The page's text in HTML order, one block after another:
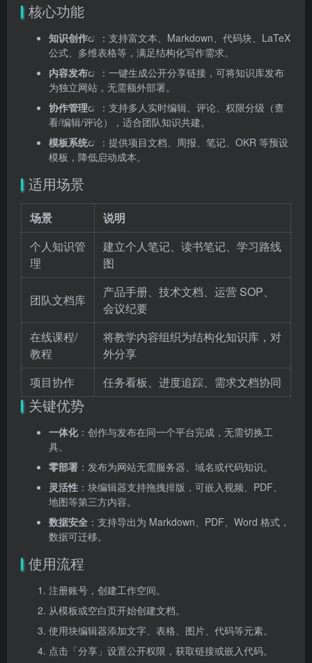
核心功能
知识创作
：支持富文本、Markdown、代码块、LaTeX
公式、多维表格等，满足结构化写作需求。
内容发布
：一键生成公开分享链接，可将知识库发布
为独立网站，无需额外部署。
协作管理
：支持多人实时编辑、评论、权限分级（查
看/编辑/评论），适合团队知识共建。
模板系统
：提供项目文档、周报、笔记、OKR 等预设
模板，降低启动成本。
适用场景
场景
说明
个人知识管
理
建立个人笔记、读书笔记、学习路线
图
团队文档库
产品手册、技术文档、运营 SOP、
会议纪要
在线课程/
教程
将教学内容组织为结构化知识库，对
外分享
项目协作
任务看板、进度追踪、需求文档协同
关键优势
一体化：创作与发布在同一个平台完成，无需切换工
具。
零部署 ：发布为网站无需服务器、域名或代码知识。
灵活性 ：块编辑器支持拖拽排版，可嵌入视频、PDF、
地图等第三方内容。
数据安全 ：支持导出为 Markdown、PDF、Word 格式，
数据可迁移。
使用流程
注册账号，创建工作空间。
从模板或空白页开始创建文档。
使用块编辑器添加文字、表格、图片、代码等元素。
点击「分享」设置公开权限，获取链接或嵌入代码。